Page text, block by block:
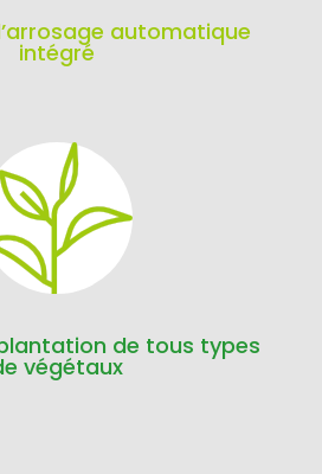
automatique
intégré
de tous types
végétaux